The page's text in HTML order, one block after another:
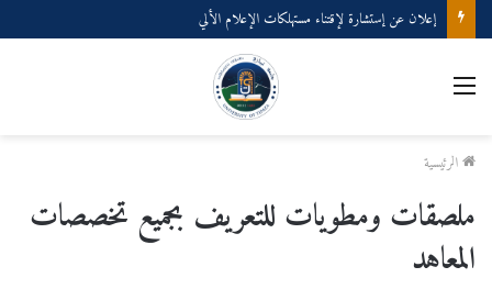
إعلان عن إستشارة لإقتناء عتاد ولوازم الإعلام الألي
القائمة
الرئيسية
ملصقات ومطويات للتعريف بجميع تخصصات
المعاهد